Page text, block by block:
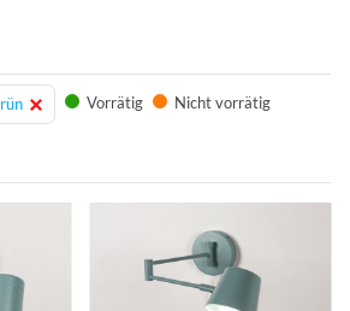
Vorrätig Nicht vorrätig
Info